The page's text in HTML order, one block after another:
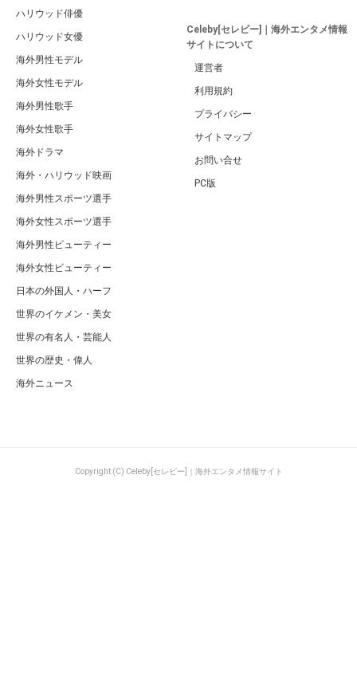
ハリウッド俳優
ハリウッド女優
海外男性モデル
海外女性モデル
海外男性歌手
海外女性歌手
海外ドラマ
海外・ハリウッド映画
海外男性スポーツ選手
海外女性スポーツ選手
海外男性ビューティー
海外女性ビューティー
日本の外国人・ハーフ
世界のイケメン・美女
世界の有名人・芸能人
世界の歴史・偉人
海外ニュース
Celeby[セレビー]｜海外エンタメ情報
サイトについて
運営者
利用規約
プライバシー
サイトマップ
お問い合せ
PC版
Copyright (C) Celeby[セレビー]｜海外エンタメ情報サイト